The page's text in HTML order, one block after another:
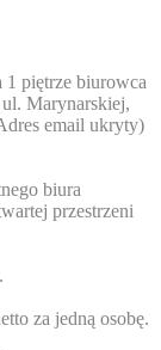
piętrze biurowca
Marynarskiej,
email ukryty)
biura
przestrzeni
za jedną osobę.